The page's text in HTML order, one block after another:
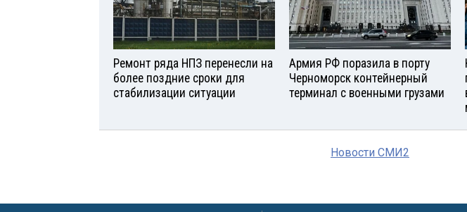
Ремонт ряда НПЗ перенесли на
более поздние сроки для
стабилизации ситуации
Армия РФ поразила в порту
Черноморск контейнерный
терминал с военными грузами
Новости СМИ2